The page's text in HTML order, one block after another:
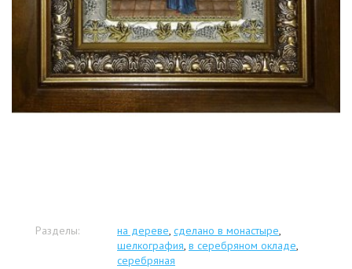
Разделы: на дереве, сделано в монастыре,
шелкография, в серебряном окладе,
серебряная